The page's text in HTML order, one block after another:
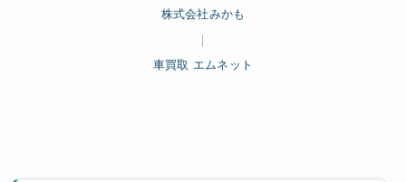
株式会社みかも
車買取 エムネット